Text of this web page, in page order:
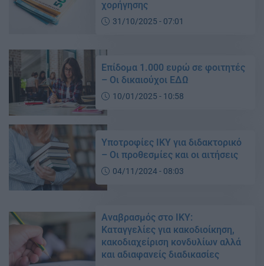
χορήγησης
31/10/2025 - 07:01
Επίδομα 1.000 ευρώ σε φοιτητές
– Οι δικαιούχοι ΕΔΩ
10/01/2025 - 10:58
Υποτροφίες ΙΚΥ για διδακτορικό
– Οι προθεσμίες και οι αιτήσεις
04/11/2024 - 08:03
Αναβρασμός στο ΙΚΥ:
Καταγγελίες για κακοδιοίκηση,
κακοδιαχείριση κονδυλίων αλλά
και αδιαφανείς διαδικασίες